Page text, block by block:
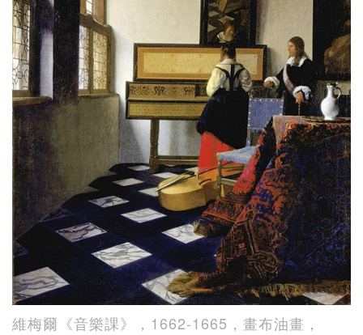
維梅爾《音樂課》，1662-1665，畫布油畫，